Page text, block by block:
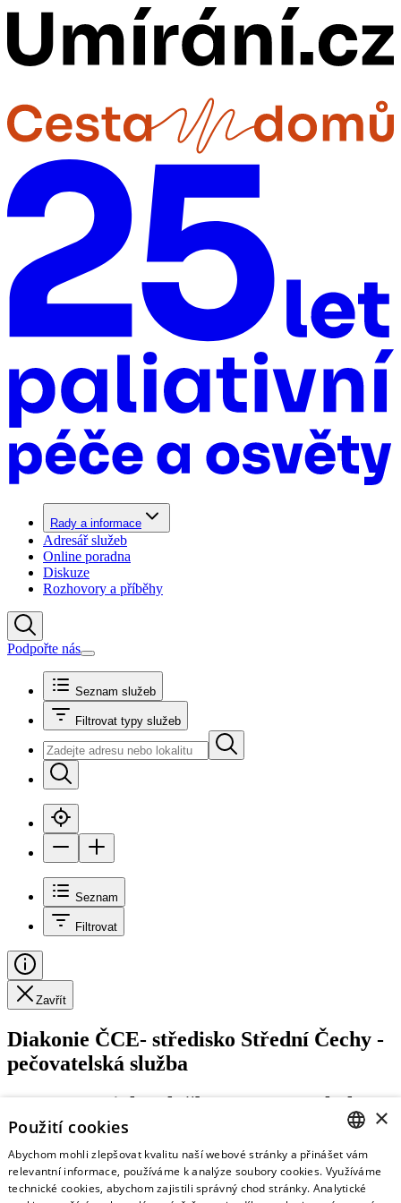
Rady a informace
Adresář služeb
Online poradna
Diskuze
Rozhovory a příběhy
Podpořte nás
Seznam služeb
Filtrovat typy služeb
Seznam
Filtrovat
Zavřít
Diakonie ČCE- středisko Střední Čechy -
pečovatelská služba
Terénní sociální služby v Praze a okolí
https://stred.diakonie.cz/sluzba-oj/pecovatelska-sluzba/
CZECH
ENGLISH
×
Použití cookies
Abychom mohli zlepšovat kvalitu naší webové stránky a přinášet vám
relevantní informace, používáme k analýze soubory cookies. Využíváme
technické cookies, abychom zajistili správný chod stránky. Analytické